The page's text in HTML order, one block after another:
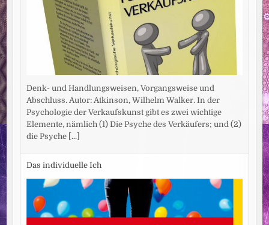
Denk- und Handlungsweisen, Vorgangsweise und
Abschluss. Autor: Atkinson, Wilhelm Walker. In der
Psychologie der Verkaufskunst gibt es zwei wichtige
Elemente, nämlich (1) Die Psyche des Verkäufers; und (2)
die Psyche [...]
Das individuelle Ich